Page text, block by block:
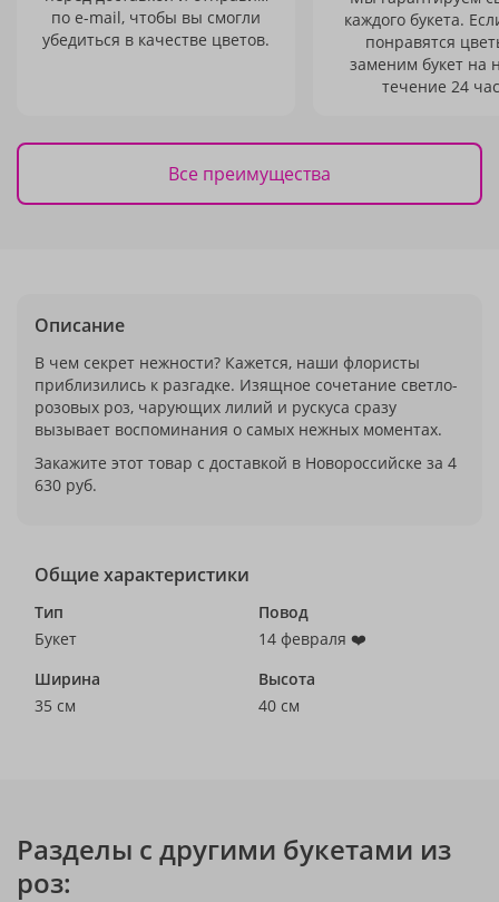
по e-mail, чтобы вы смогли
убедиться в качестве цветов.
каждого букета.
понравятся
заменим букет на
течение 24
Все преимущества
Описание
В чем секрет нежности? Кажется, наши флористы
приблизились к разгадке. Изящное сочетание светло-
розовых роз, чарующих лилий и рускуса сразу
вызывает воспоминания о самых нежных моментах.
Закажите этот товар с доставкой в Новороссийске за 4
630 руб.
Общие характеристики
Тип
Букет
Повод
14 февраля ❤️
Ширина
35 см
Высота
40 см
Разделы с другими букетами из
роз: